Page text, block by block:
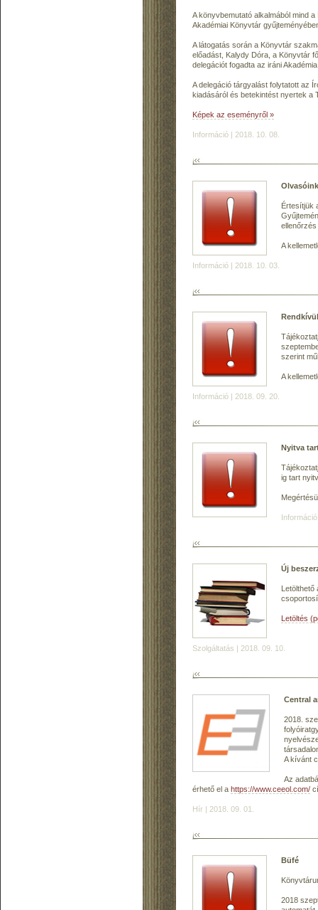
A könyvbemutató alkalmából mind
Akadémiai Könyvtár
A látogatás során a Könyvtár
előadást, Kalydy Dóra, a Könyvtár
delegációt fogadta az iráni
A delegáció tárgyalást folytatott az
kiadásáról és betekintést nyertek a
Képek az eseményről »
Információ | 2018. 10. 08.
Értesítjük
A
Információ | 2018. 10. 03.
szerint
A
Információ | 2018. 09. 20.
Nyitva
ig tart
Új
Letölthető
Letöltés
Szolgáltatás | 2018. 09. 10.
Central
2018.
A kívánt
Az
érhető el a https://www.ceeol.com/
Hír | 2018. 09. 01.
Büfé
2018